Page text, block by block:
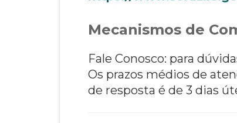
Mecanismos de
Fale Conosco: para
Os prazos médios de
de resposta é de 3 dias